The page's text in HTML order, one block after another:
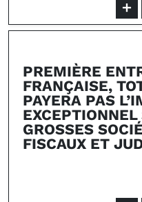
PREMIÈRE
FRANÇAISE,
PAYERA PAS
EXCEPTIONNEL
GROSSES
FISCAUX ET